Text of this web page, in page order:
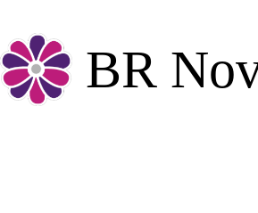
BR